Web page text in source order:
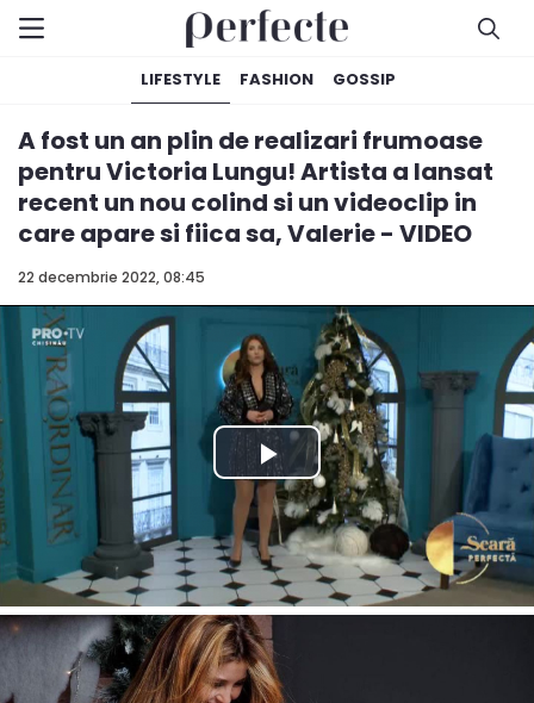
LIFESTYLE FASHION GOSSIP
22 decembrie 2022, 08:45
A fost un an plin de realizari frumoase
pentru Victoria Lungu! Artista a lansat
recent un nou colind si un videoclip in
care apare si fiica sa, Valerie - VIDEO